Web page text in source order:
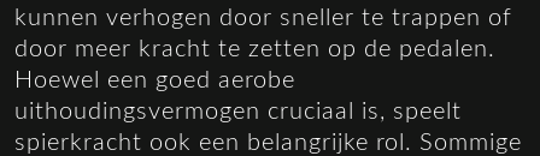
kunnen verhogen door sneller te trappen of
door meer kracht te zetten op de pedalen.
Hoewel een goed aerobe
uithoudingsvermogen cruciaal is, speelt
spierkracht ook een belangrijke rol. Sommige